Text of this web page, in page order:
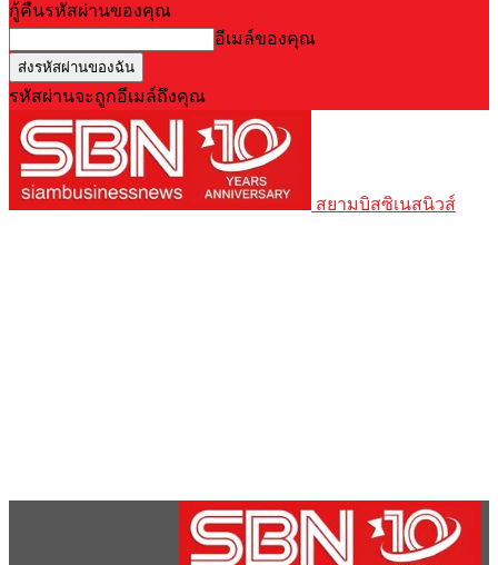
กู้คืนรหัสผ่านของคุณ
อีเมล์ของคุณ
รหัสผ่านจะถูกอีเมล์ถึงคุณ
สยามบิสซิเนสนิวส์